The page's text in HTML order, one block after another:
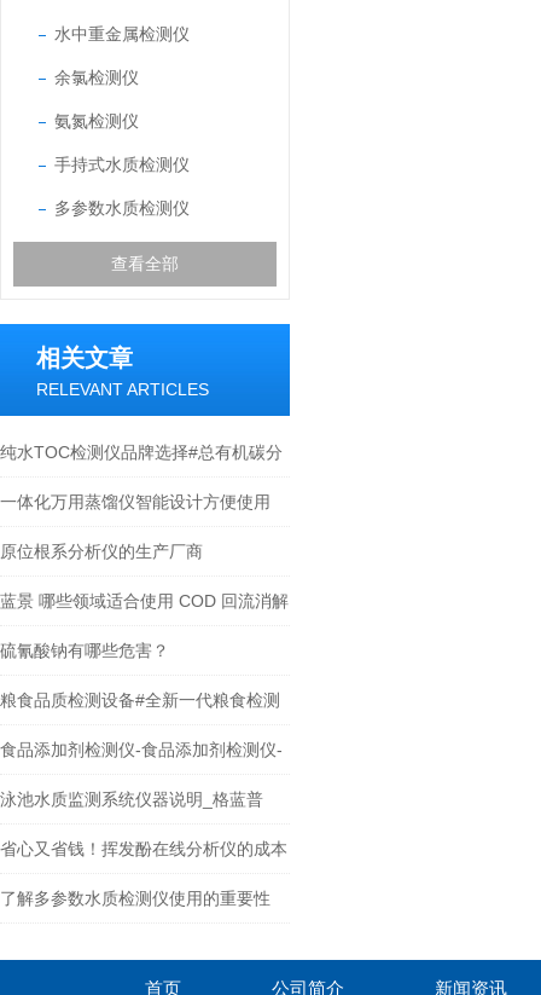
水中重金属检测仪
余氯检测仪
氨氮检测仪
手持式水质检测仪
多参数水质检测仪
查看全部
相关文章
RELEVANT ARTICLES
纯水TOC检测仪品牌选择#总有机碳分
析仪全新配置
一体化万用蒸馏仪智能设计方便使用
原位根系分析仪的生产厂商
蓝景 哪些领域适合使用 COD 回流消解
器进行水样前处理？
硫氰酸钠有哪些危害？
粮食品质检测设备#全新一代粮食检测
仪@采购推荐
食品添加剂检测仪-食品添加剂检测仪-
食品添加剂检测仪
泳池水质监测系统仪器说明_格蓝普
省心又省钱！挥发酚在线分析仪的成本
控制之道
了解多参数水质检测仪使用的重要性
首页 公司简介 新闻资讯